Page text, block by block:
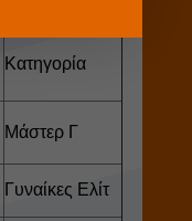
Κατηγορία
Μάστερ Γ
Γυναίκες Ελίτ